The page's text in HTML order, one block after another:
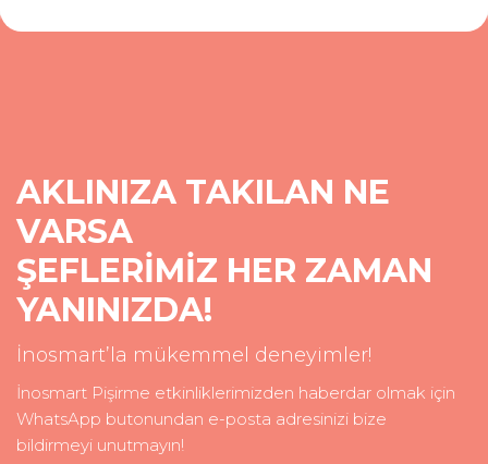
AKLINIZA TAKILAN NE
VARSA
ŞEFLERİMİZ HER ZAMAN
YANINIZDA!
İnosmart’la mükemmel deneyimler!
İnosmart Pişirme etkinliklerimizden haberdar olmak için
WhatsApp butonundan e-posta adresinizi bize
bildirmeyi unutmayın!